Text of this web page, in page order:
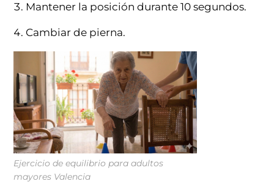
Mantener la posición durante 10 segundos.
Cambiar de pierna.
Ejercicio de equilibrio para adultos
mayores Valencia